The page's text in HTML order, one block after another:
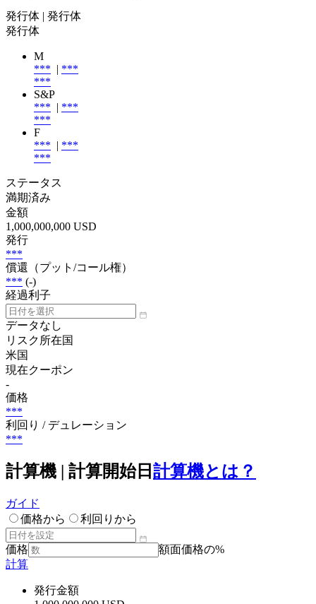
発行体 | 発行体
発行体
M
*** | ***
***
S&P
*** | ***
***
F
*** | ***
***
ステータス
満期済み
金額
1,000,000,000 USD
発行
***
償還（プット/コール権）
*** (-)
経過利子
データなし
リスク所在国
米国
現在クーポン
-
価格
***
利回り / デュレーション
***
計算機 | 計算開始日 計算機とは？
ガイド
価格から
利回りから
価格
額面価格の%
計算
発行金額